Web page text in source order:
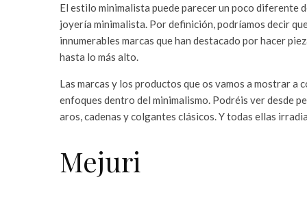
El estilo minimalista puede parecer un poco diferente
joyería minimalista. Por definición, podríamos decir
innumerables marcas que han destacado por hacer
hasta lo más alto.
Las marcas y los productos que os vamos a mostrar
enfoques dentro del minimalismo. Podréis ver desde
aros, cadenas y colgantes clásicos. Y todas ellas
Mejuri